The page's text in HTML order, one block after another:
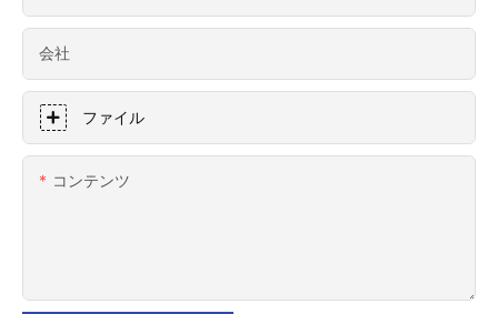
会社
ファイル
コンテンツ